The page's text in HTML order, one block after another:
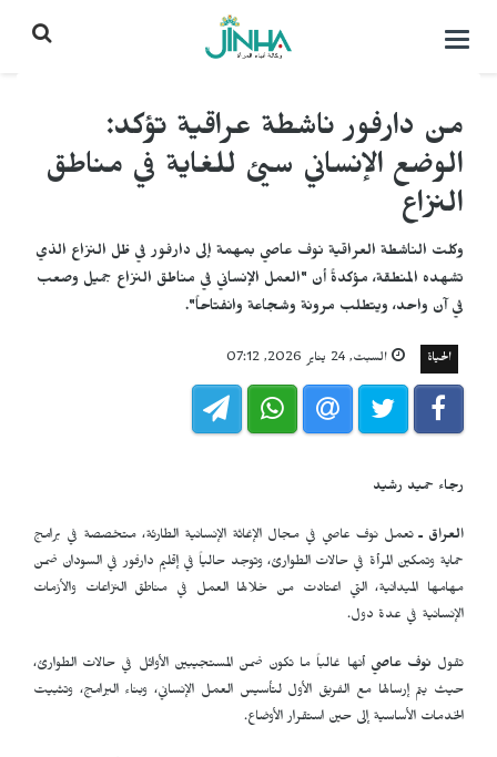
التحكم
من دارفور ناشطة عراقية تؤكد:
الوضع الإنساني سيئ للغاية في مناطق
النزاع
وكلت الناشطة العراقية نوف عاصي بمهمة إلى دارفور في ظل النزاع الذي
تشهده المنطقة، مؤكدةً أن "العمل الإنساني في مناطق النزاع جميل وصعب
في آن واحد، ويتطلب مرونة وشجاعة وانفتاحاً".
الحياة السبت, 24 يناير 2026, 07:12
رجاء حميد رشيد
العراق ـتعمل نوف عاصي في مجال الإغاثة الإنسانية الطارئة، متخصصة في برامج
حماية وتمكين المرأة في حالات الطوارئ، وتوجد حالياً في إقليم دارفور في السودان ضمن
مهامها الميدانية، التي اعتادت من خلالها العمل في مناطق النزاعات والأزمات
الإنسانية في عدة دول.
تقول نوف عاصي أنها غالباً ما تكون ضمن المستجيبين الأوائل في حالات الطوارئ،
حيث يتم إرسالها مع الفريق الأول لتأسيس العمل الإنساني، وبناء البرامج، وتثبيت
الخدمات الأساسية إلى حين استقرار الأوضاع.